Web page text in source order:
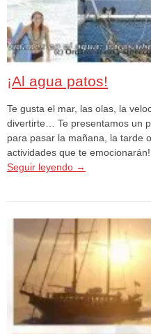
¡Al agua patos!
Te gusta el mar, las olas, la
divertirte… Te presentamos un
para pasar la mañana, la tarde
actividades que te
Seguir leyendo →